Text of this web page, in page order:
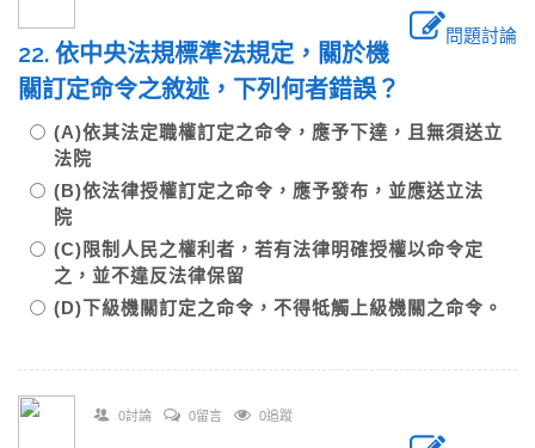
問題討論
22. 依中央法規標準法規定，關於機
關訂定命令之敘述，下列何者錯誤？
(A)依其法定職權訂定之命令，應予下達，且無須送立
法院
(B)依法律授權訂定之命令，應予發布，並應送立法
院
(C)限制人民之權利者，若有法律明確授權以命令定
之，並不違反法律保留
(D)下級機關訂定之命令，不得牴觸上級機關之命令。
0討論 0留言 0追蹤